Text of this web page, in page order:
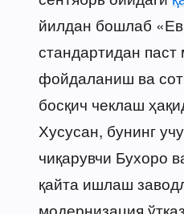
йилдан бошлаб
стандартидан паст
фойдаланиш ва
босқич чеклаш
Хусусан, бунинг
чиқарувчи Бухоро
қайта ишлаш
модернизация